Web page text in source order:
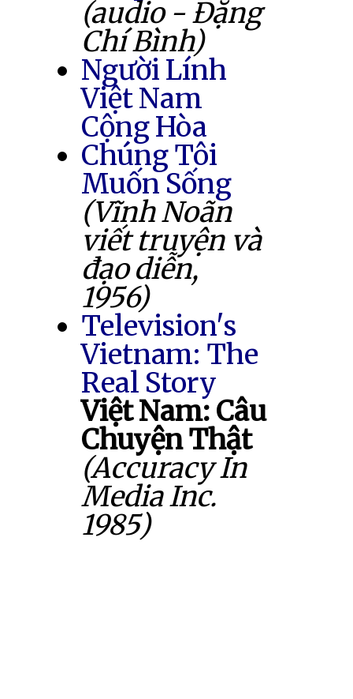
(audio - Đặng
Chí Bình)
Người Lính
Việt Nam
Cộng Hòa
Chúng Tôi
Muốn Sống
(Vĩnh Noãn
viết truyện và
đạo diễn,
1956)
Television's
Vietnam: The
Real Story
Việt Nam: Câu
Chuyện Thật
(Accuracy In
Media Inc.
1985)